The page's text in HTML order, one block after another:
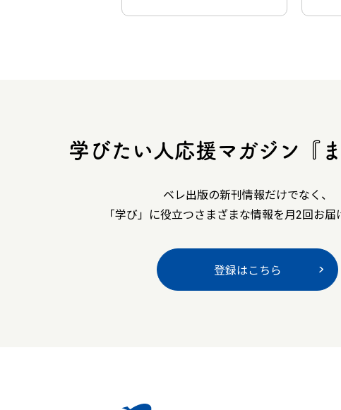
学びたい人応援マガジン『ま
ベレ出版の新刊情報だけでなく、
「学び」に役立つさまざまな情報を月2回お届
登録はこちら